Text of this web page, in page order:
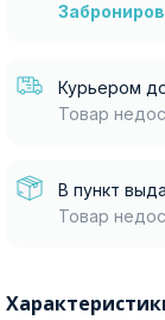
Курьером
Товар
В пункт
Товар